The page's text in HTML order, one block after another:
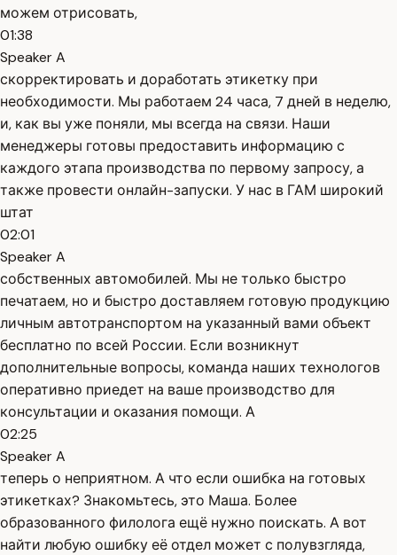
можем отрисовать,
01:38
Speaker A
скорректировать и доработать этикетку при
необходимости. Мы работаем 24 часа, 7 дней в неделю,
и, как вы уже поняли, мы всегда на связи. Наши
менеджеры готовы предоставить информацию с
каждого этапа производства по первому запросу, а
также провести онлайн-запуски. У нас в ГАМ широкий
штат
02:01
Speaker A
собственных автомобилей. Мы не только быстро
печатаем, но и быстро доставляем готовую продукцию
личным автотранспортом на указанный вами объект
бесплатно по всей России. Если возникнут
дополнительные вопросы, команда наших технологов
оперативно приедет на ваше производство для
консультации и оказания помощи. А
02:25
Speaker A
теперь о неприятном. А что если ошибка на готовых
этикетках? Знакомьтесь, это Маша. Более
образованного филолога ещё нужно поискать. А вот
найти любую ошибку её отдел может с полувзгляда,